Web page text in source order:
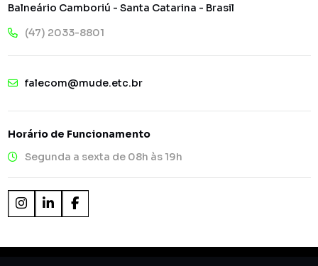
Balneário Camboriú - Santa Catarina - Brasil
(47) 2033-8801
falecom@mude.etc.br
Horário de Funcionamento
Segunda a sexta de 08h às 19h